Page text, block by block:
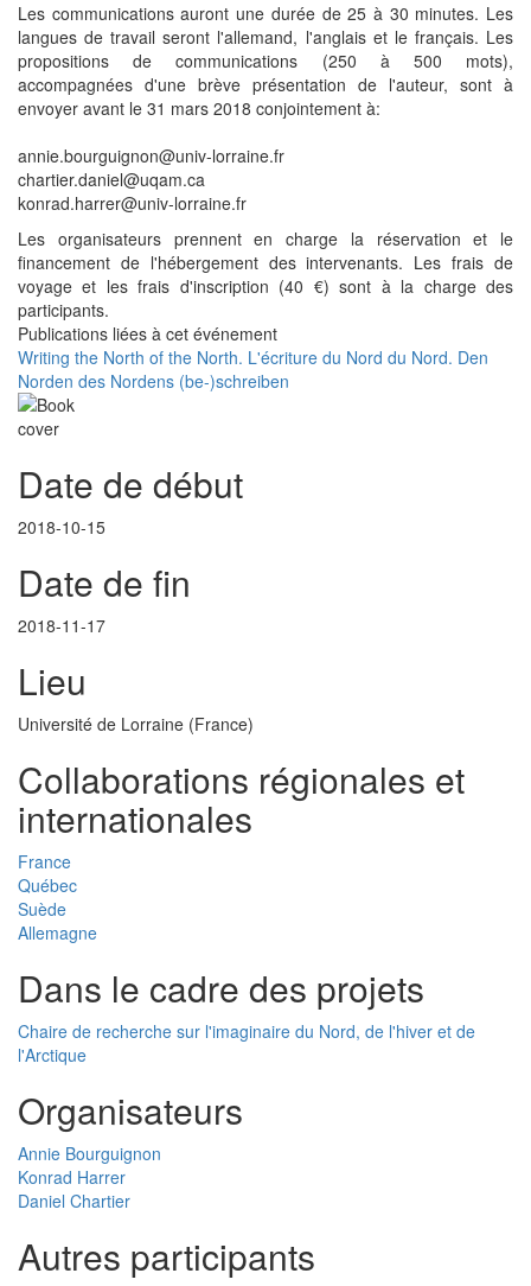
Les communications auront une durée de 25 à 30 minutes. Les
langues de travail seront l'allemand, l'anglais et le français. Les
propositions de communications (250 à 500 mots),
accompagnées d'une brève présentation de l'auteur, sont à
envoyer avant le 31 mars 2018 conjointement à:
annie.bourguignon@univ-lorraine.fr
chartier.daniel@uqam.ca
konrad.harrer@univ-lorraine.fr
Les organisateurs prennent en charge la réservation et le
financement de l'hébergement des intervenants. Les frais de
voyage et les frais d'inscription (40 €) sont à la charge des
participants.
Publications liées à cet événement
Writing the North of the North. L'écriture du Nord du Nord. Den
Norden des Nordens (be-)schreiben
Date de début
2018-10-15
Date de fin
2018-11-17
Lieu
Université de Lorraine (France)
Collaborations régionales et
internationales
France
Québec
Suède
Allemagne
Dans le cadre des projets
Chaire de recherche sur l'imaginaire du Nord, de l'hiver et de
l'Arctique
Organisateurs
Annie Bourguignon
Konrad Harrer
Daniel Chartier
Autres participants